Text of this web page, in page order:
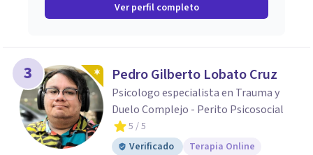
Ver perfil completo
3 Pedro Gilberto Lobato Cruz
Psicologo especialista en Trauma y
Duelo Complejo - Perito Psicosocial
5 / 5
Verificado
Terapia Online